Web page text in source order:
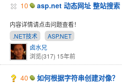
10 asp.net 动态网址 整站搜索
内容详情请点击问题查看！
.NET技术
ASP.NET
卤水兄
浏览(317) 15年前
40 如何根据字符串创建对像？